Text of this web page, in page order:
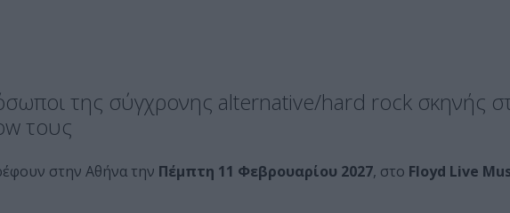
της σύγχρονης alternative/hard rock σκηνής
τους
στην Αθήνα την Πέμπτη 11 Φεβρουαρίου 2027, στο Floyd Live